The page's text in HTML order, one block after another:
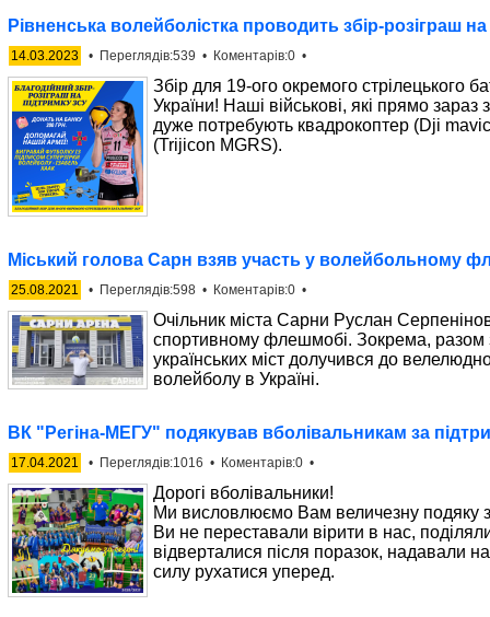
Рівненська волейболістка проводить збір-розіграш
14.03.2023 • Переглядів:539 • Коментарів:0 •
Збір для 19-ого окремого стрілецького
України! Наші військові, які прямо
дуже потребують квадрокоптер (Dji
(Trijicon MGRS).
Міський голова Сарн взяв участь у волейбольному
25.08.2021 • Переглядів:598 • Коментарів:0 •
Очільник міста Сарни Руслан
спортивному флешмобі. Зокрема, разом
українських міст долучився до
волейболу в Україні.
ВК "Регіна-МЕГУ" подякував вболівальникам за
17.04.2021 • Переглядів:1016 • Коментарів:0 •
Дорогі вболівальники!
Ми висловлюємо Вам величезну подяку
Ви не переставали вірити в нас,
відверталися після поразок, надавали
силу рухатися уперед.